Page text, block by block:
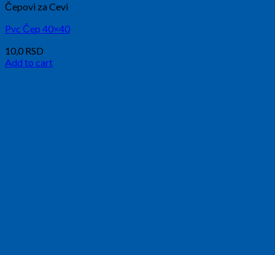
Čepovi za Cevi
Pvc Čep 40×40
10,0 RSD
Add to cart